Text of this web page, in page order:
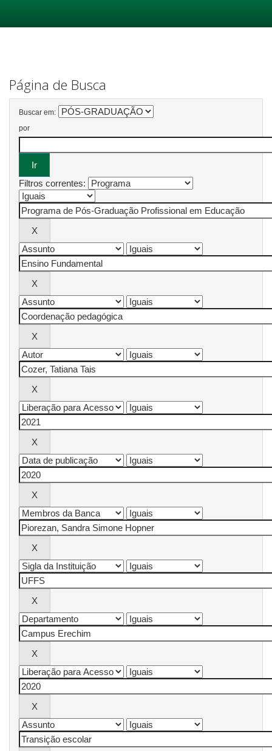
Página de Busca
Buscar em:
por
Filtros correntes: